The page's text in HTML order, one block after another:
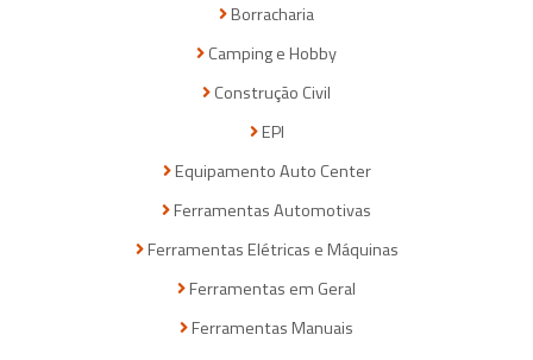
Borracharia
Camping e Hobby
Construção Civil
EPI
Equipamento Auto Center
Ferramentas Automotivas
Ferramentas Elétricas e Máquinas
Ferramentas em Geral
Ferramentas Manuais